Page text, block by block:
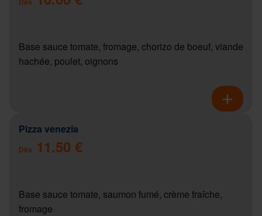
Base sauce tomate, fromage, chorizo de boeuf, viande
hachée, poulet, oignons
Pizza venezia
Dès 11.50 €
Base sauce tomate, saumon fumé, crème fraîche,
fromage